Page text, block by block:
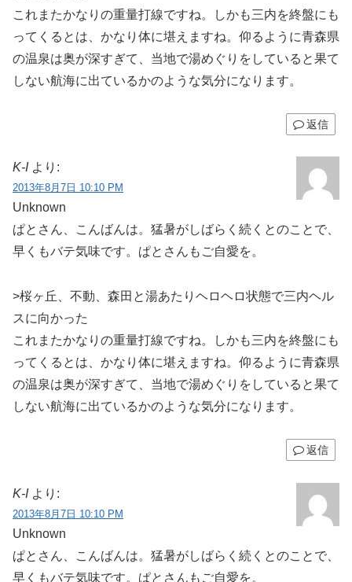
これまたかなりの重量打線ですね。しかも三内を終盤にも
ってくるとは、かなり体に堪えますね。仰るように青森県
の温泉は奥が深すぎて、当地で湯めぐりをしていると果て
しない航海に出ているかのような気分になります。
返信
K-I より:
2013年8月7日 10:10 PM
Unknown
ぱとさん、こんばんは。猛暑がしばらく続くとのことで、
早くもバテ気味です。ぱとさんもご自愛を。
>桜ヶ丘、不動、森田と湯あたりヘロヘロ状態で三内ヘル
スに向かった
これまたかなりの重量打線ですね。しかも三内を終盤にも
ってくるとは、かなり体に堪えますね。仰るように青森県
の温泉は奥が深すぎて、当地で湯めぐりをしていると果て
しない航海に出ているかのような気分になります。
返信
K-I より:
2013年8月7日 10:10 PM
Unknown
ぱとさん、こんばんは。猛暑がしばらく続くとのことで、
早くもバテ気味です。ぱとさんもご自愛を。